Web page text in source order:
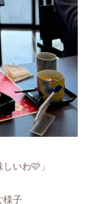
いわ🩷」
様子